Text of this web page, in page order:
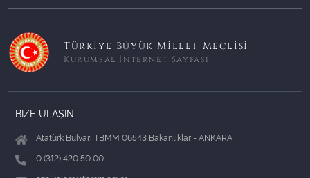
Türkiye Büyük Millet Meclisi
Kurumsal İnternet Sayfası
BİZE ULAŞIN
Atatürk Bulvarı TBMM 06543 Bakanlıklar - ANKARA
0 (312) 420 50 00